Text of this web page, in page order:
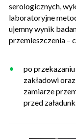
serologicznych,
laboratoryjne
ujemny wynik
przemieszczenia –
po
zakładowi
zamiarze
przed